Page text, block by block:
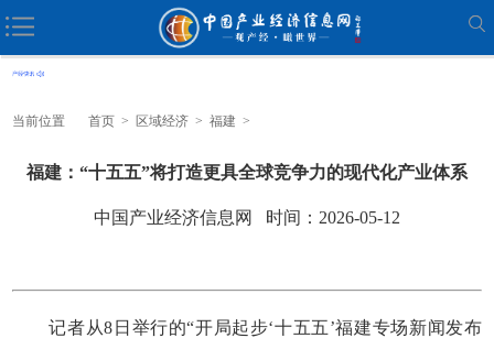
当前位置 首页 > 区域经济 > 福建 >
福建：“十五五”将打造更具全球竞争力的现代化产业体系
中国产业经济信息网 时间：2026-05-12
记者从8日举行的“开局起步‘十五五’福建专场新闻发布